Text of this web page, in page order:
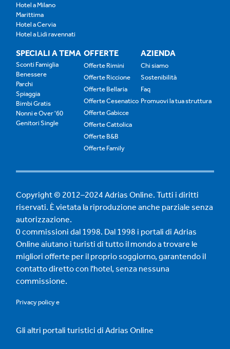
Hotel a Milano
Marittima
Hotel a Cervia
Hotel a Lidi ravennati
SPECIALI A TEMA
Sconti Famiglia
Benessere
Parchi
Spiaggia
Bimbi Gratis
Nonni e Over '60
Genitori Single
OFFERTE
Offerte Rimini
Offerte Riccione
Offerte Bellaria
Offerte Cesenatico
Offerte Gabicce
Offerte Cattolica
Offerte B&B
Offerte Family
AZIENDA
Chi siamo
Sostenibilità
Faq
Promuovi la tua struttura
Copyright © 2012–2024 Adrias Online. Tutti i diritti
riservati. È vietata la riproduzione anche parziale senza
autorizzazione.
0 commissioni dal 1998. Dal 1998 i portali di Adrias
Online aiutano i turisti di tutto il mondo a trovare le
migliori offerte per il proprio soggiorno, garantendo il
contatto diretto con l'hotel, senza nessuna
commissione.
Privacy policye
Gli altri portali turistici di Adrias Online